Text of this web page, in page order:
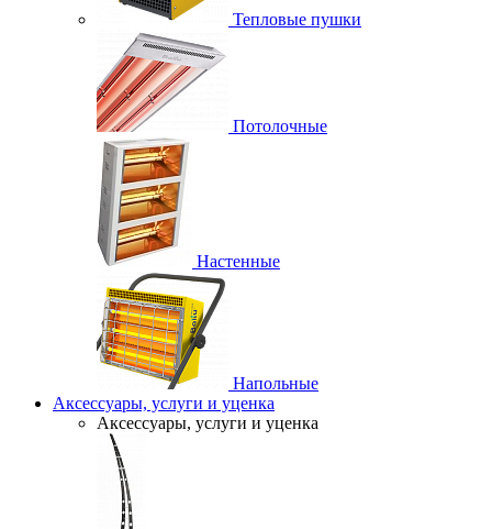
Тепловые пушки
Потолочные
Настенные
Напольные
Аксессуары, услуги и уценка
Аксессуары, услуги и уценка